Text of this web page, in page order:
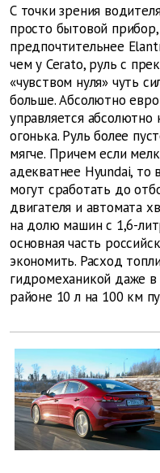
С точки зрения
просто бытовой
предпочтительнее
чем у Cerato, руль с
«чувством нуля» чуть
больше. Абсолютно
управляется
огонька. Руль более
мягче. Причем если
адекватнее Hyundai, то
могут сработать до
двигателя и автомата
на долю машин с 1,6-
основная часть
экономить. Расход
гидромеханикой даже
районе 10 л на 100 км